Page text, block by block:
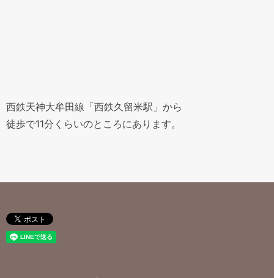
西鉄天神大牟田線「西鉄久留米駅」から
徒歩で11分くらいのところにあります。